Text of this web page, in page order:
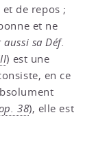
de repos ;
et ne
aussi sa Déf.
) est une
en ce
38), elle est